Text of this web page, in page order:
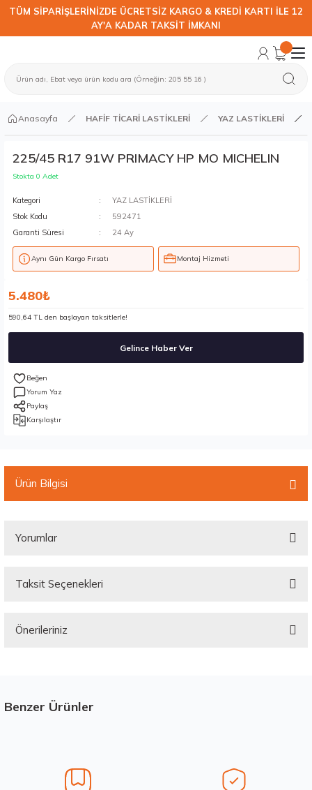
TÜM SİPARİŞLERİNİZDE ÜCRETSİZ KARGO & KREDİ KARTI İLE 12
AY'A KADAR TAKSİT İMKANI
Anasayfa HAFİF TİCARİ LASTİKLERİ YAZ LASTİKLERİ
225/45 R17 91W PRIMACY HP MO MICHELIN
Stokta 0 Adet
Kategori
YAZ LASTİKLERİ
Stok Kodu
592471
Garanti Süresi
24 Ay
Aynı Gün Kargo Fırsatı Montaj Hizmeti
5.480₺
590,64 TL den başlayan taksitlerle!
Gelince Haber Ver
Yorum Yaz
Paylaş
Karşılaştır
Ürün Bilgisi
Yorumlar
Taksit Seçenekleri
Önerileriniz
Görüş ve önerileriniz için teşekkür ederiz.
Ürün bilgilerinde hatalar bulunuyor.
Benzer Ürünler